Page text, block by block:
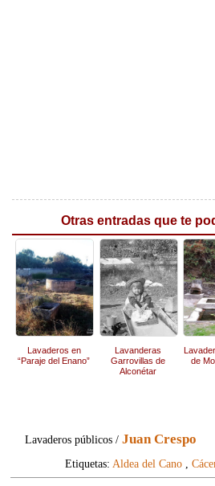
Otras entradas que te
Lavaderos en
“Paraje del Enano”
Lavanderas
Garrovillas de
Alconétar
de
Lavaderos públicos /Juan Crespo
Etiquetas: Aldea del Cano ,